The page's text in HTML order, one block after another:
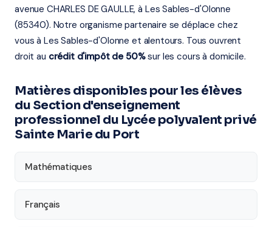
avenue CHARLES DE GAULLE, à Les Sables-d'Olonne
(85340). Notre organisme partenaire se déplace chez
vous à Les Sables-d'Olonne et alentours. Tous ouvrent
droit au crédit d'impôt de 50%sur les cours à domicile.
Matières disponibles pour les élèves
du Section d'enseignement
professionnel du Lycée polyvalent privé
Sainte Marie du Port
Mathématiques
Français